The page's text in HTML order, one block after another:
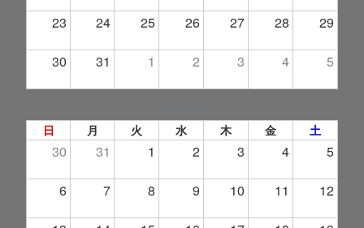
23 24 25 26 27 28 29
30 31 1 2 3 4 5
日 月 火 水 木 金 土
30 31 1 2 3 4 5
6 7 8 9 10 11 12